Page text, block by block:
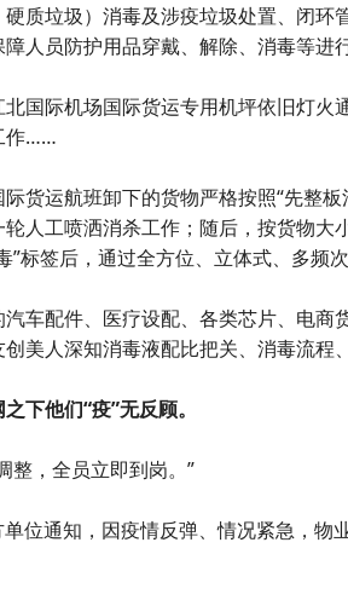
质垃圾）消毒及涉疫垃圾处置、闭
人员防护用品穿戴、解除、消毒等进
国际机场国际货运专用机坪依旧灯
作……
货运航班卸下的货物严格按照“先整
人工喷洒消杀工作；随后，按货物
”标签后，通过全方位、立体式、多频
车配件、医疗设配、各类芯片、电
美人深知消毒液配比把关、消毒流程
下他们“疫”无反顾。
整，全员立即到岗。”
位通知，因疫情反弹、情况紧急，物